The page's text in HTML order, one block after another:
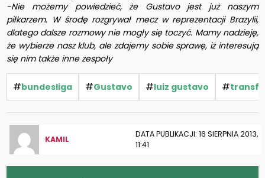
-Nie możemy powiedzieć, że Gustavo jest już naszym
piłkarzem. W środę rozgrywał mecz w reprezentacji Brazylii,
dlatego dalsze rozmowy nie mogły się toczyć. Mamy nadzieję,
że wybierze nasz klub, ale zdajemy sobie sprawę, iż interesują
się nim także inne zespoły
#bundesliga #Gustavo #luiz gustavo #
KAMIL
DATA PUBLIKACJI: 16 SIERPNIA 2013,
11:41